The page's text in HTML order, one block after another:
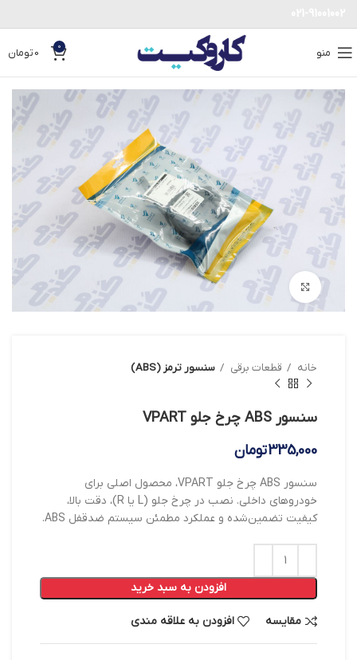
منو 0
0تومان
بزرگنمایی تصویر
خانه قطعات برقی سنسور ترمز (ABS)
سنسور ABS چرخ جلو VPART
335,000تومان
سنسور ABS چرخ جلو VPART، محصول اصلی برای
خودروهای داخلی. نصب در چرخ جلو (L یا R)، دقت بالا،
کیفیت تضمین‌شده و عملکرد مطمئن سیستم ضدقفل ABS.
افزودن به سبد خرید
مقایسه افزودن به علاقه مندی